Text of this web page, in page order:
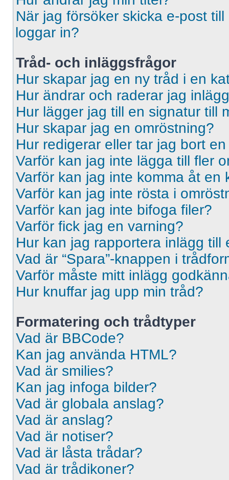
När jag försöker skicka e-post
loggar in?
Tråd- och inläggsfrågor
Hur skapar jag en ny tråd i en
Hur ändrar och raderar jag
Hur lägger jag till en signatur till
Hur skapar jag en omröstning?
Hur redigerar eller tar jag bort
Varför kan jag inte lägga till fler
Varför kan jag inte komma åt en
Varför kan jag inte rösta i
Varför kan jag inte bifoga filer?
Varför fick jag en varning?
Hur kan jag rapportera inlägg till
Vad är “Spara”-knappen i
Varför måste mitt inlägg
Hur knuffar jag upp min tråd?
Formatering och trådtyper
Vad är BBCode?
Kan jag använda HTML?
Vad är smilies?
Kan jag infoga bilder?
Vad är globala anslag?
Vad är anslag?
Vad är notiser?
Vad är låsta trådar?
Vad är trådikoner?